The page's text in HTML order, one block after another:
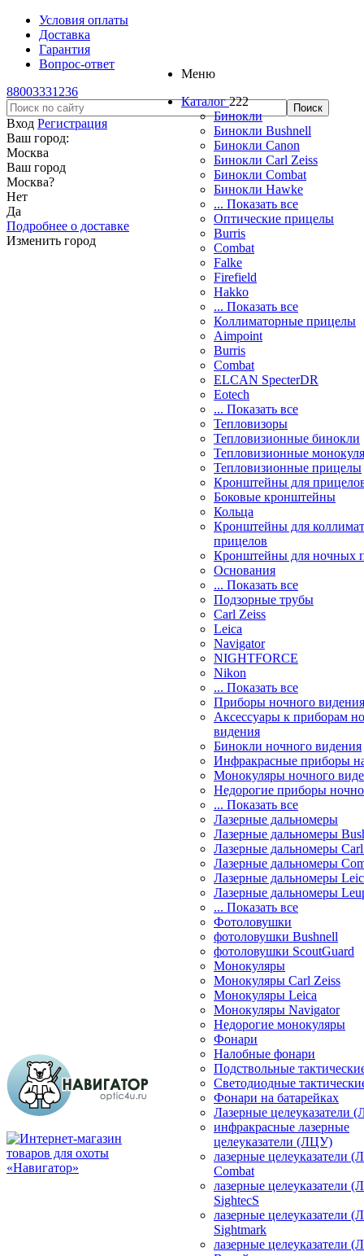
Условия оплаты
Доставка
Гарантия
Вопрос-ответ
88003331236
Вход Регистрация
Ваш город:
Москва
Ваш город
Москва?
Нет
Да
Подробнее о доставке
Изменить город
Меню
Каталог 222
Бинокли
Бинокли Bushnell
Бинокли Canon
Бинокли Carl Zeiss
Бинокли Combat
Бинокли Hawke
... Показать все
Оптические прицелы
Burris
Combat
Falke
Firefield
Hakko
... Показать все
Коллиматорные прицелы
Aimpoint
Burris
Combat
ELCAN SpecterDR
Eotech
... Показать все
Тепловизоры
Тепловизионные бинокли
Тепловизионные
Тепловизионные прицелы
Кронштейны для
Боковые кронштейны
Кольца
Кронштейны для
прицелов
Кронштейны для ночных
Основания
... Показать все
Подзорные трубы
Carl Zeiss
Leica
Navigator
NIGHTFORCE
Nikon
... Показать все
Приборы ночного видения
Аксессуары к приборам
видения
Бинокли ночного видения
Инфракрасные приборы
Монокуляры ночного
Недорогие приборы
... Показать все
Лазерные дальномеры
Лазерные дальномеры
Лазерные дальномеры
Лазерные дальномеры
Лазерные дальномеры
Лазерные дальномеры
... Показать все
Фотоловушки
фотоловушки Bushnell
фотоловушки ScoutGuard
Монокуляры
Монокуляры Carl Zeiss
Монокуляры Leica
Монокуляры Navigator
Недорогие монокуляры
Фонари
Налобные фонари
Подствольные
Светодиодные
Фонари на батарейках
Лазерные целеуказатели
инфракрасные лазерные
целеуказатели (ЛЦУ)
лазерные целеуказатели
Combat
лазерные целеуказатели
SightecS
лазерные целеуказатели
Sightmark
лазерные целеуказатели